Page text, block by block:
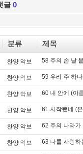
글 0
분류 제목
찬양 악보 58 주의 손 날
찬양 악보 59 우리 주 하
찬양 악보 60 내 안에 (아
찬양 악보 61 시작됐네 (
찬양 악보 62 주의 나라가
찬양 악보 63 나를 사랑하